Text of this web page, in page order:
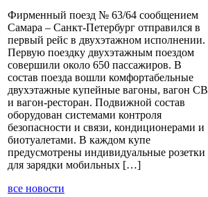
Фирменный поезд № 63/64 сообщением
Самара – Санкт-Петербург отправился в
первый рейс в двухэтажном исполнении.
Первую поездку двухэтажным поездом
совершили около 650 пассажиров. В
состав поезда вошли комфортабельные
двухэтажные купейные вагоны, вагон СВ
и вагон-ресторан. Подвижной состав
оборудован системами контроля
безопасности и связи, кондиционерами и
биотуалетами. В каждом купе
предусмотрены индивидуальные розетки
для зарядки мобильных […]
все новости